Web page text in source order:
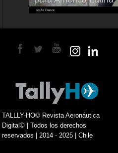
TALLLY-HO© Revista Aeronáutica
Digital© | Todos los derechos
reservados | 2014 - 2025 | Chile